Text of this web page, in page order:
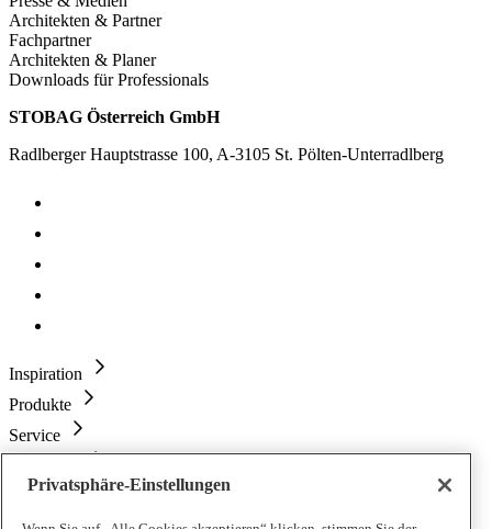
Architekten & Partner
Fachpartner
Architekten & Planer
Downloads für Professionals
STOBAG Österreich GmbH
Radlberger Hauptstrasse 100, A-3105 St. Pölten-Unterradlberg
Inspiration
Produkte
Service
Architekten & Partner
Privatsphäre-Einstellungen